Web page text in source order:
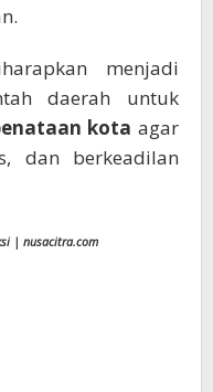
menjadi
daerah untuk
kota agar
dan berkeadilan
| nusacitra.com